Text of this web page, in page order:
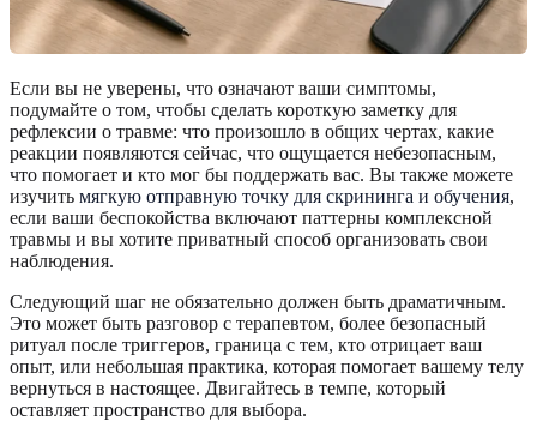
Если вы не уверены, что означают ваши симптомы,
подумайте о том, чтобы сделать короткую заметку для
рефлексии о травме: что произошло в общих чертах, какие
реакции появляются сейчас, что ощущается небезопасным,
что помогает и кто мог бы поддержать вас. Вы также можете
изучить мягкую отправную точку для скрининга и обучения,
если ваши беспокойства включают паттерны комплексной
травмы и вы хотите приватный способ организовать свои
наблюдения.
Следующий шаг не обязательно должен быть драматичным.
Это может быть разговор с терапевтом, более безопасный
ритуал после триггеров, граница с тем, кто отрицает ваш
опыт, или небольшая практика, которая помогает вашему телу
вернуться в настоящее. Двигайтесь в темпе, который
оставляет пространство для выбора.